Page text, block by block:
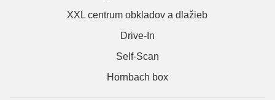
XXL centrum obkladov a dlažieb
Drive-In
Self-Scan
Hornbach box